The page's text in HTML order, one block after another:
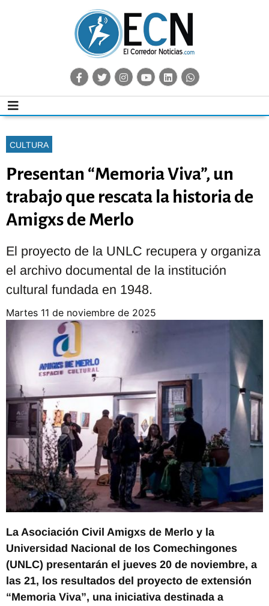
CULTURA
Presentan “Memoria Viva”, un
trabajo que rescata la historia de
Amigxs de Merlo
El proyecto de la UNLC recupera y organiza
el archivo documental de la institución
cultural fundada en 1948.
martes 11 de noviembre de 2025
La Asociación Civil Amigxs de Merlo y la
Universidad Nacional de los Comechingones
(UNLC) presentarán el jueves 20 de noviembre, a
las 21, los resultados del proyecto de extensión
“Memoria Viva”, una iniciativa destinada a